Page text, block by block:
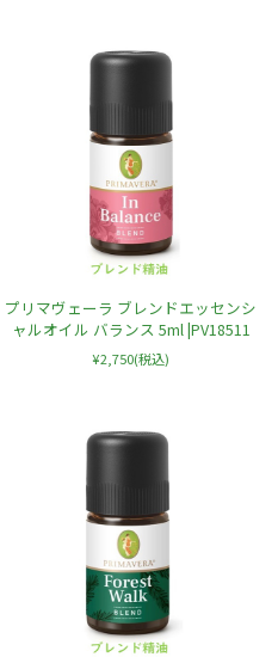
プリマヴェーラ ブレンドエッセンシ
ャルオイル バランス 5ml |PV18511
¥2,750(税込)